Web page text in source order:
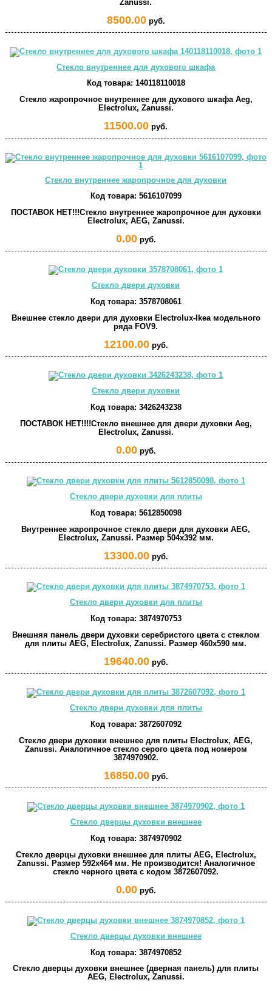
Zanussi.
8500.00руб.
Стекло внутреннее для духового шкафа
Код товара: 140118110018
Стекло жаропрочное внутреннее для духового шкафа Aeg,
Electrolux, Zanussi.
11500.00 руб.
Стекло внутреннее жаропрочное для духовки
Код товара: 5616107099
ПОСТАВОК НЕТ!!!Стекло внутреннее жаропрочное для духовки
Electrolux, AEG, Zanussi.
0.00руб.
Стекло двери духовки
Код товара: 3578708061
Внешнее стекло двери для духовки Electrolux-Ikea модельного
ряда FOV9.
12100.00руб.
Стекло двери духовки
Код товара: 3426243238
ПОСТАВОК НЕТ!!!!Стекло внешнее для двери духовки Aeg,
Electrolux, Zanussi.
0.00руб.
Стекло двери духовки для плиты
Код товара: 5612850098
Внутреннее жаропрочное стекло двери для духовки AEG,
Electrolux, Zanussi. Размер 504x392 мм.
13300.00руб.
Стекло двери духовки для плиты
Код товара: 3874970753
Внешняя панель двери духовки серебристого цвета с стеклом
для плиты AEG, Electrolux, Zanussi. Размер 460x590 мм.
19640.00руб.
Стекло двери духовки для плиты
Код товара: 3872607092
Стекло двери духовки внешнее для плиты Electrolux, AEG,
Zanussi. Аналогичное стекло серого цвета под номером
3874970902.
16850.00руб.
Стекло дверцы духовки внешнее
Код товара: 3874970902
Стекло дверцы духовки внешнее для плиты AEG, Electrolux,
Zanussi. Размер 592x464 мм. Не производится! Аналогичное
стекло черного цвета с кодом 3872607092.
0.00руб.
Стекло дверцы духовки внешнее
Код товара: 3874970852
Стекло дверцы духовки внешнее (дверная панель) для плиты
AEG, Electrolux, Zanussi.